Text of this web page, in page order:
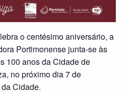
o centésimo aniversário, a
Portimonense junta-se às
100 anos da Cidade de
no próximo dia 7 de
Cidade.